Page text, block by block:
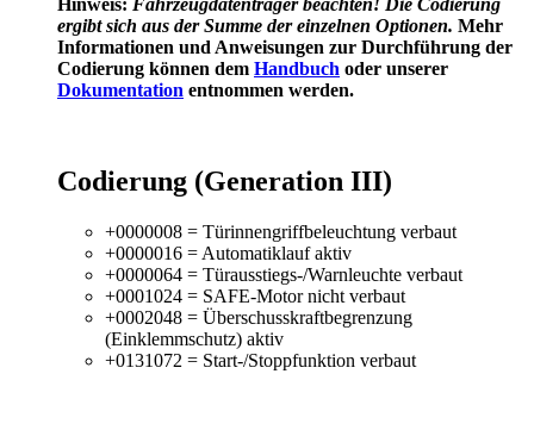
Hinweis: Fahrzeugdatenträgerbeachten! Die Codierung
ergibt sich aus der Summe der einzelnen Optionen. Mehr
Informationen und Anweisungen zur Durchführung der
Codierung können dem Handbuch oder unserer
Dokumentation entnommen werden.
Codierung (Generation III)
+0000008 = Türinnengriffbeleuchtung verbaut
+0000016 = Automatiklauf aktiv
+0000064 = Türausstiegs-/Warnleuchte verbaut
+0001024 = SAFE-Motor nicht verbaut
+0002048 = Überschusskraftbegrenzung
(Einklemmschutz) aktiv
+0131072 = Start-/Stoppfunktion verbaut